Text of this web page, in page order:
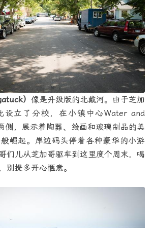
） 像是升级版的北戴河。由于芝加
设立了分校，在小镇中心Water and
，展示着陶器、绘画和玻璃制品的美
崛起。岸边码头停着各种豪华的小游
们儿从芝加哥驱车到这里度个周末，喝
别提多开心惬意。